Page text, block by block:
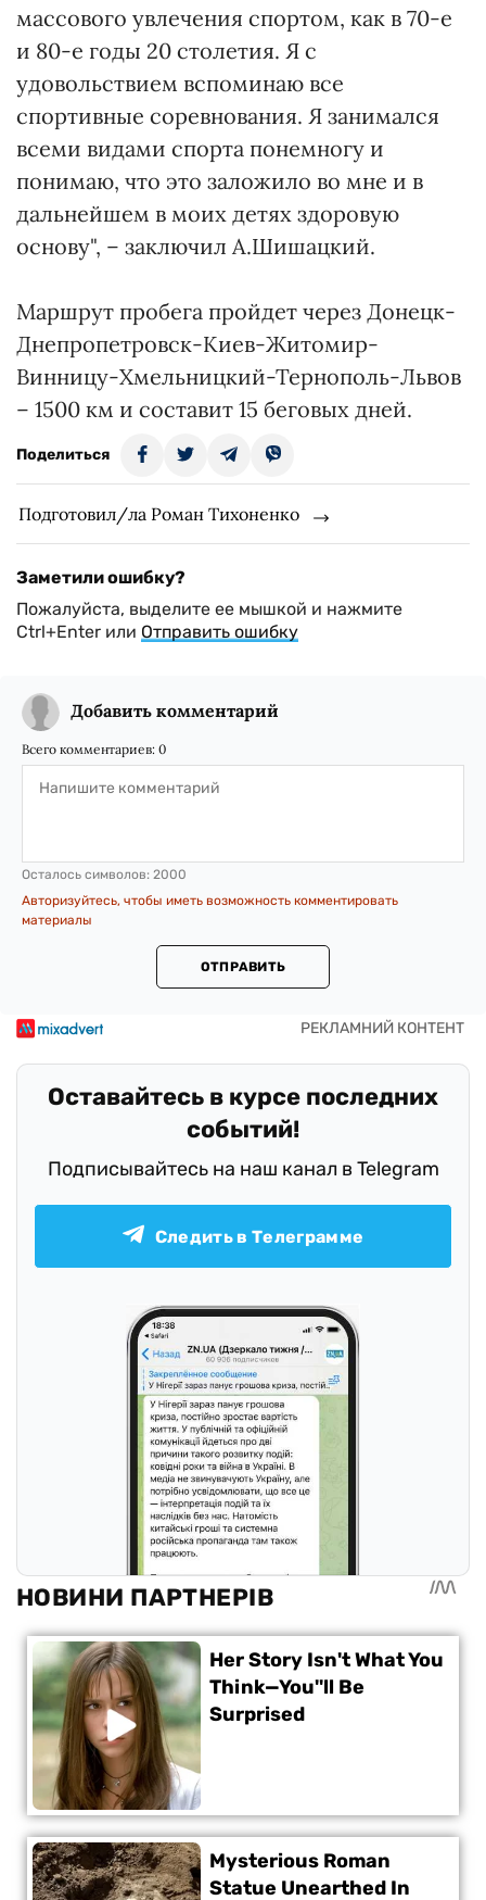
массового увлечения спортом, как в 70-е
и 80-е годы 20 столетия. Я с
удовольствием вспоминаю все
спортивные соревнования. Я занимался
всеми видами спорта понемногу и
понимаю, что это заложило во мне и в
дальнейшем в моих детях здоровую
основу", – заключил А.Шишацкий.
Маршрут пробега пройдет через Донецк-
Днепропетровск-Киев-Житомир-
Винницу-Хмельницкий-Тернополь-Львов
– 1500 км и составит 15 беговых дней.
Поделиться
Подготовил/ла Роман Тихоненко
Заметили ошибку?
Пожалуйста, выделите ее мышкой и нажмите
Ctrl+Enter или Отправить ошибку
Добавить комментарий
Всего комментариев: 0
Осталось символов: 2000
Авторизуйтесь, чтобы иметь возможность комментировать
материалы
ОТПРАВИТЬ
Оставайтесь в курсе последних
событий!
Подписывайтесь на наш канал в Telegram
Следить в Телеграмме